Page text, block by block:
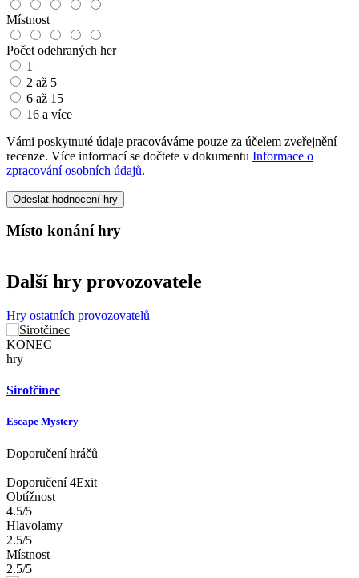
Místnost
Počet odehraných her
1
2 až 5
6 až 15
16 a více
Vámi poskytnuté údaje pracováváme pouze za účelem zveřejnění
recenze. Více informací se dočtete v dokumentu Informace o
zpracování osobních údajů.
Odeslat hodnocení hry
Místo konání hry
Další hry provozovatele
Hry ostatních provozovatelů
KONEC
hry
Sirotčinec
Escape Mystery
Doporučení hráčů
Doporučení 4Exit
Obtížnost
4.5/5
Hlavolamy
2.5/5
Místnost
2.5/5